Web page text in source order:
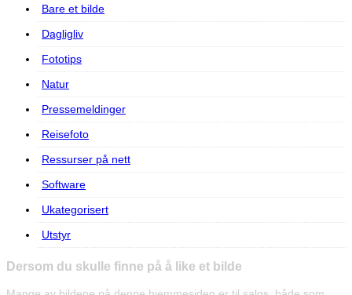
Bare et bilde
Dagligliv
Fototips
Natur
Pressemeldinger
Reisefoto
Ressurser på nett
Software
Ukategorisert
Utstyr
Dersom du skulle finne på å like et bilde